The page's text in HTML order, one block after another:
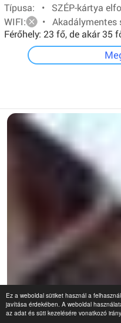
Ez a weboldal sütiket használ a
javítása érdekében. A weboldal
az adat és süti kezelésére vonatkozó
Típusa: • SZÉP-kártya
WIFI:
• Akadálymentes
Férőhely: 23 fő, de akár 35
főt pedig sátorban tudunk